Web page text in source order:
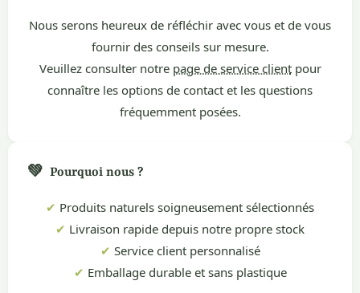
Nous serons heureux de réfléchir avec vous et de vous
fournir des conseils sur mesure.
Veuillez consulter notre page de service clientpour
connaître les options de contact et les questions
fréquemment posées.
💚 Pourquoi nous ?
✔ Produits naturels soigneusement sélectionnés
✔ Livraison rapide depuis notre propre stock
✔ Service client personnalisé
✔ Emballage durable et sans plastique